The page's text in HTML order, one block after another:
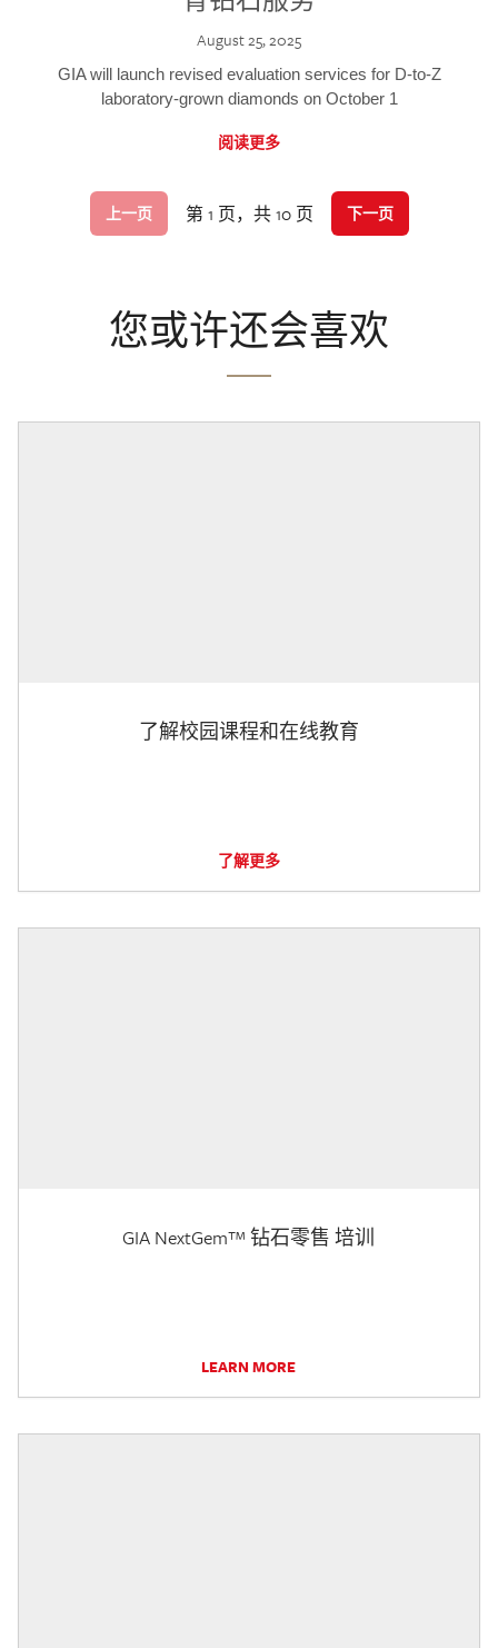
August 25, 2025
GIA will launch revised evaluation services for D-to-Z
laboratory-grown diamonds on October 1
阅读更多
上一页 第 1 页，共 10 页 下一页
您或许还会喜欢
了解校园课程和在线教育
了解更多
GIA NextGem™ 钻石零售 培训
LEARN MORE